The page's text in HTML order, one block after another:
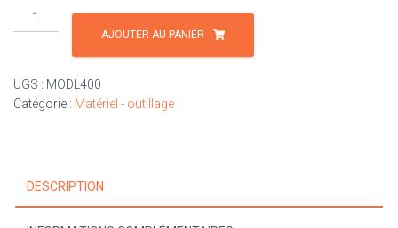
quantité
de
lamelles
grain
AJOUTER AU PANIER
UGS : MODL400
Catégorie : Matériel - outillage
DESCRIPTION